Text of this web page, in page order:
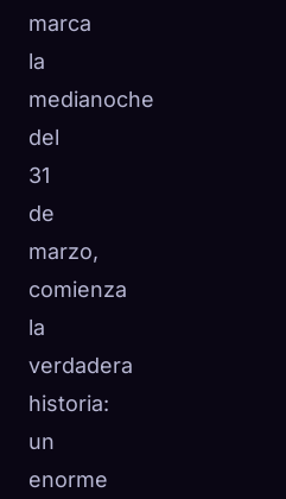
marca
la
medianoche
del
31
de
marzo,
comienza
la
verdadera
historia:
un
enorme